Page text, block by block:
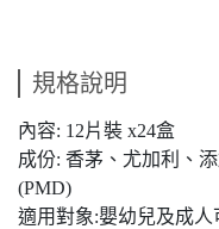
規格說明
內容: 12片裝 x24盒
成份: 香茅、尤加利、
(PMD)
適用對象:嬰幼兒及成人